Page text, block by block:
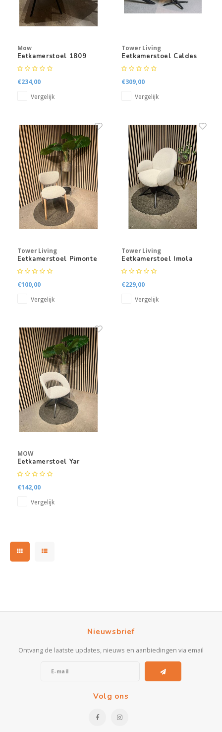
Mow
Eetkamerstoel 1809
€234,00
Vergelijk
Tower Living
Eetkamerstoel Caldes
€309,00
Vergelijk
Tower Living
Eetkamerstoel Pimonte
€100,00
Vergelijk
Tower Living
Eetkamerstoel Imola
€229,00
Vergelijk
MOW
Eetkamerstoel Yar
€142,00
Vergelijk
Nieuwsbrief
Ontvang de laatste updates, nieuws en aanbiedingen via email
Volg ons